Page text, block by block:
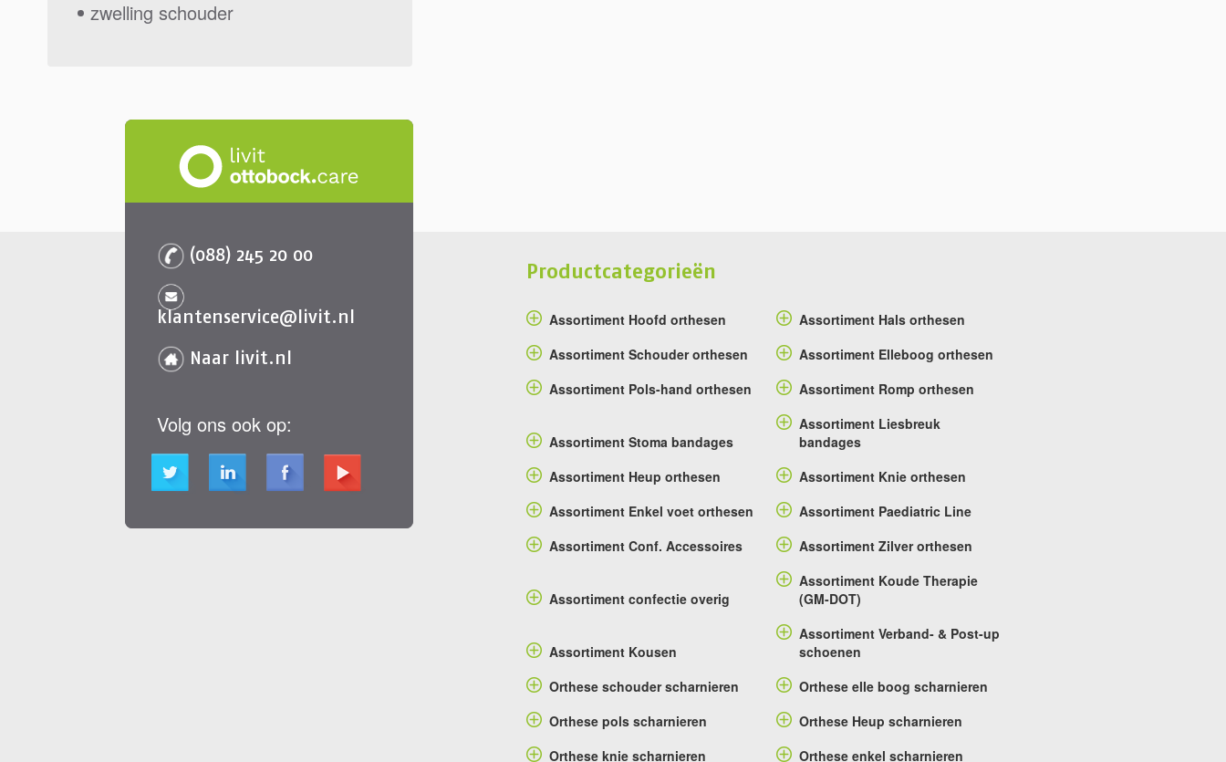
zwelling schouder
(088) 245 20 00
klantenservice@livit.nl
Naar livit.nl
Volg ons ook op:
Productcategorieën
Assortiment Hoofd orthesen
Assortiment Hals orthesen
Assortiment Schouder orthesen
Assortiment Elleboog orthesen
Assortiment Pols-hand orthesen
Assortiment Romp orthesen
Assortiment Stoma bandages
Assortiment Liesbreuk
bandages
Assortiment Heup orthesen
Assortiment Knie orthesen
Assortiment Enkel voet orthesen
Assortiment Paediatric Line
Assortiment Conf. Accessoires
Assortiment Zilver orthesen
Assortiment confectie overig
Assortiment Koude Therapie
(GM-DOT)
Assortiment Kousen
Assortiment Verband- & Post-up
schoenen
Orthese schouder scharnieren
Orthese elle boog scharnieren
Orthese pols scharnieren
Orthese Heup scharnieren
Orthese knie scharnieren
Orthese enkel scharnieren